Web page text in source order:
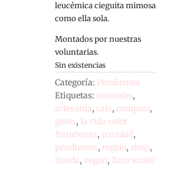
leucémica cieguita mimosa
como ella sola.
Montados por nuestras
voluntarias.
Sin existencias
Categoría: Pendientes
Etiquetas:animales,
artesanía, cats, comprar,
gatos, la vida color
frambuesa, navidad,
pendientes, regalo, shop,
tienda,vegan, Zero waste